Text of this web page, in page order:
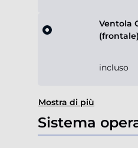
Ventola
(frontale)
incluso
Mostra di più
Sistema